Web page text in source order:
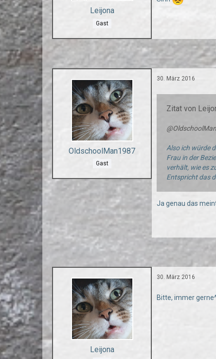
Leijona
Gast
OldschoolMan1987
Gast
30. März 2016
Zitat von
Also ich würde
Frau in der
verhält, wie es
Entspricht das
Ja genau das
Leijona
30. März 2016
Bitte, immer